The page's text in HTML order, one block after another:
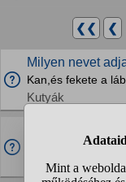
❮❮ ❮
Milyen nevet
Kan,és fekete a
Kutyák
értelme bőr
Kutyák